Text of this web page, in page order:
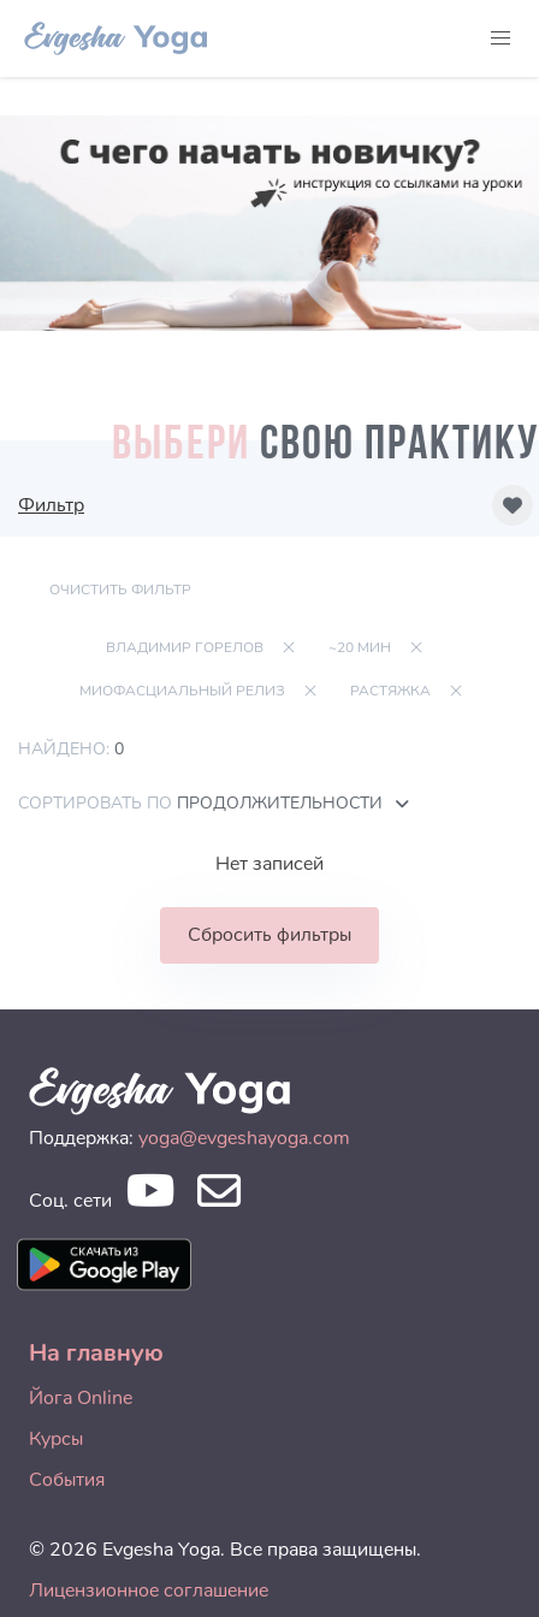
ВЫБЕРИ СВОЮ ПРАКТИКУ
Фильтр
ОЧИСТИТЬ ФИЛЬТР
ВЛАДИМИР ГОРЕЛОВ ~20 МИН
МИОФАСЦИАЛЬНЫЙ РЕЛИЗ РАСТЯЖКА
НАЙДЕНО: 0
СОРТИРОВАТЬ ПО ПРОДОЛЖИТЕЛЬНОСТИ
Нет записей
Сбросить фильтры
Поддержка: yoga@evgeshayoga.com
Соц. сети
На главную
Йога Online
Курсы
События
© 2026 Evgesha Yoga. Все права защищены.
Лицензионное соглашение